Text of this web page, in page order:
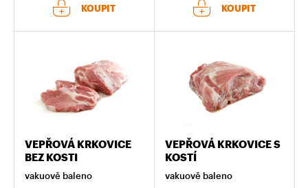
KOUPIT KOUPIT
VEPŘOVÁ KRKOVICE
BEZ KOSTI
vakuově baleno
VEPŘOVÁ KRKOVICE S
KOSTÍ
vakuově baleno